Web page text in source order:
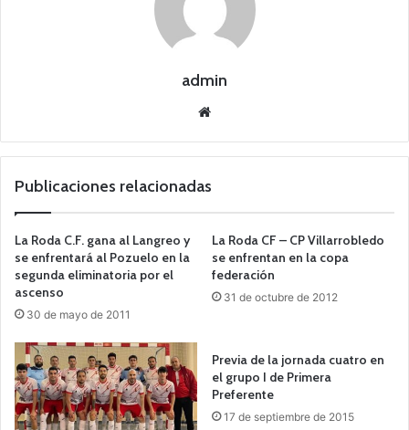
admin
we
Publicaciones relacionadas
La Roda C.F. gana al Langreo y
se enfrentará al Pozuelo en la
segunda eliminatoria por el
ascenso
30 de mayo de 2011
La Roda CF – CP Villarrobledo
se enfrentan en la copa
federación
31 de octubre de 2012
Previa de la jornada cuatro en
el grupo I de Primera
Preferente
17 de septiembre de 2015